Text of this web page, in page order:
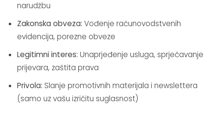
narudžbu
Zakonska obveza: Vođenje računovodstvenih
evidencija, porezne obveze
Legitimni interes: Unaprjeđenje usluga, sprječavanje
prijevara, zaštita prava
Privola: Slanje promotivnih materijala i newslettera
(samo uz vašu izričitu suglasnost)